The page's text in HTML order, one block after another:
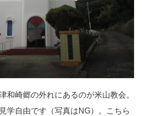
和崎郷の外れにあるのが米山教会。
学自由です（写真はNG）。こちら